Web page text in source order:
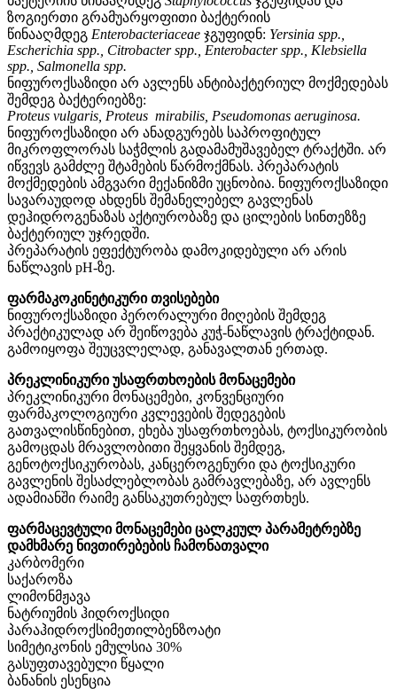
ზოგიერთი გრამუარყოფითი ბაქტერიის
წინააღმდეგ Enterobacteriaceae ჯგუფიდნ: Yersinia spр.,
Escherichia spр., Citrobacter spр., Enterobacter spр., Klebsiella
spр., Salmonella spр.
ნიფუროქსაზიდი არ ავლენს ანტიბაქტერიულ მოქმედებას
შემდეგ ბაქტერიებზე:
Proteus vulgaris Proteus mirabilis Pseudomonas aeruginosa.
ნიფუროქსაზიდი არ ანადგურებს საპროფიტულ
მიკროფლორას საჭმლის გადამამუშავებელ ტრაქტში. არ
იწვევს გამძლე შტამების წარმოქმნას. პრეპარატის
მოქმედების ამგვარი მექანიზმი უცნობია. ნიფუროქსაზიდი
სავარაუდოდ ახდენს შემანელებელ გავლენას
დეჰიდროგენაზას აქტიურობაზე და ცილების სინთეზზე
ბაქტერიულ უჯრედში.
პრეპარატის ეფექტურობა დამოკიდებული არ არის
ნაწლავის рН-ზე.
ფარმაკოკინეტიკური თვისებები
ნიფუროქსაზიდი პერორალური მიღების შემდეგ
პრაქტიკულად არ შეიწოვება კუჭ-ნაწლავის ტრაქტიდან.
გამოიყოფა შეუცვლელად, განავალთან ერთად.
პრეკლინიკური უსაფრთხოების მონაცემები
პრეკლინიკური მონაცემები, კონვენციური
ფარმაკოლოგიური კვლევების შედეგების
გათვალისწინებით, ეხება უსაფრთხოებას, ტოქსიკურობის
გამოცდას მრავლობითი შეყვანის შემდეგ,
გენოტოქსიკურობას, კანცეროგენური და ტოქსიკური
გავლენის შესაძლებლობას გამრავლებაზე, არ ავლენს
ადამიანში რაიმე განსაკუთრებულ საფრთხეს.
ფარმაცევტული მონაცემები ცალკეულ პარამეტრებზე
დამხმარე ნივთირებების ჩამონათვალი
კარბომერი
საქაროზა
ლიმონმჟავა
ნატრიუმის ჰიდროქსიდი
პარაჰიდროქსიმეთილბენზოატი
სიმეტიკონის ემულსია 30%
გასუფთავებული წყალი
ბანანის ესენცია